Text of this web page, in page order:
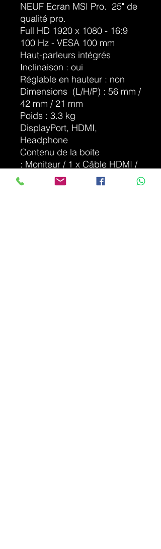
NEUF Ecran MSI Pro. 25" de
qualité pro.
Full HD 1920 x 1080 - 16:9
100 Hz - VESA 100 mm
Haut-parleurs intégrés
Inclinaison : oui
Réglable en hauteur : non
Dimensions (L/H/P) : 56 mm /
42 mm / 21 mm
Poids : 3.3 kg
DisplayPort, HDMI,
Headphone
Contenu de la boite
: Moniteur / 1 x Câble HDMI /
Câble d'alimentation / Manuel
Classe E 18W